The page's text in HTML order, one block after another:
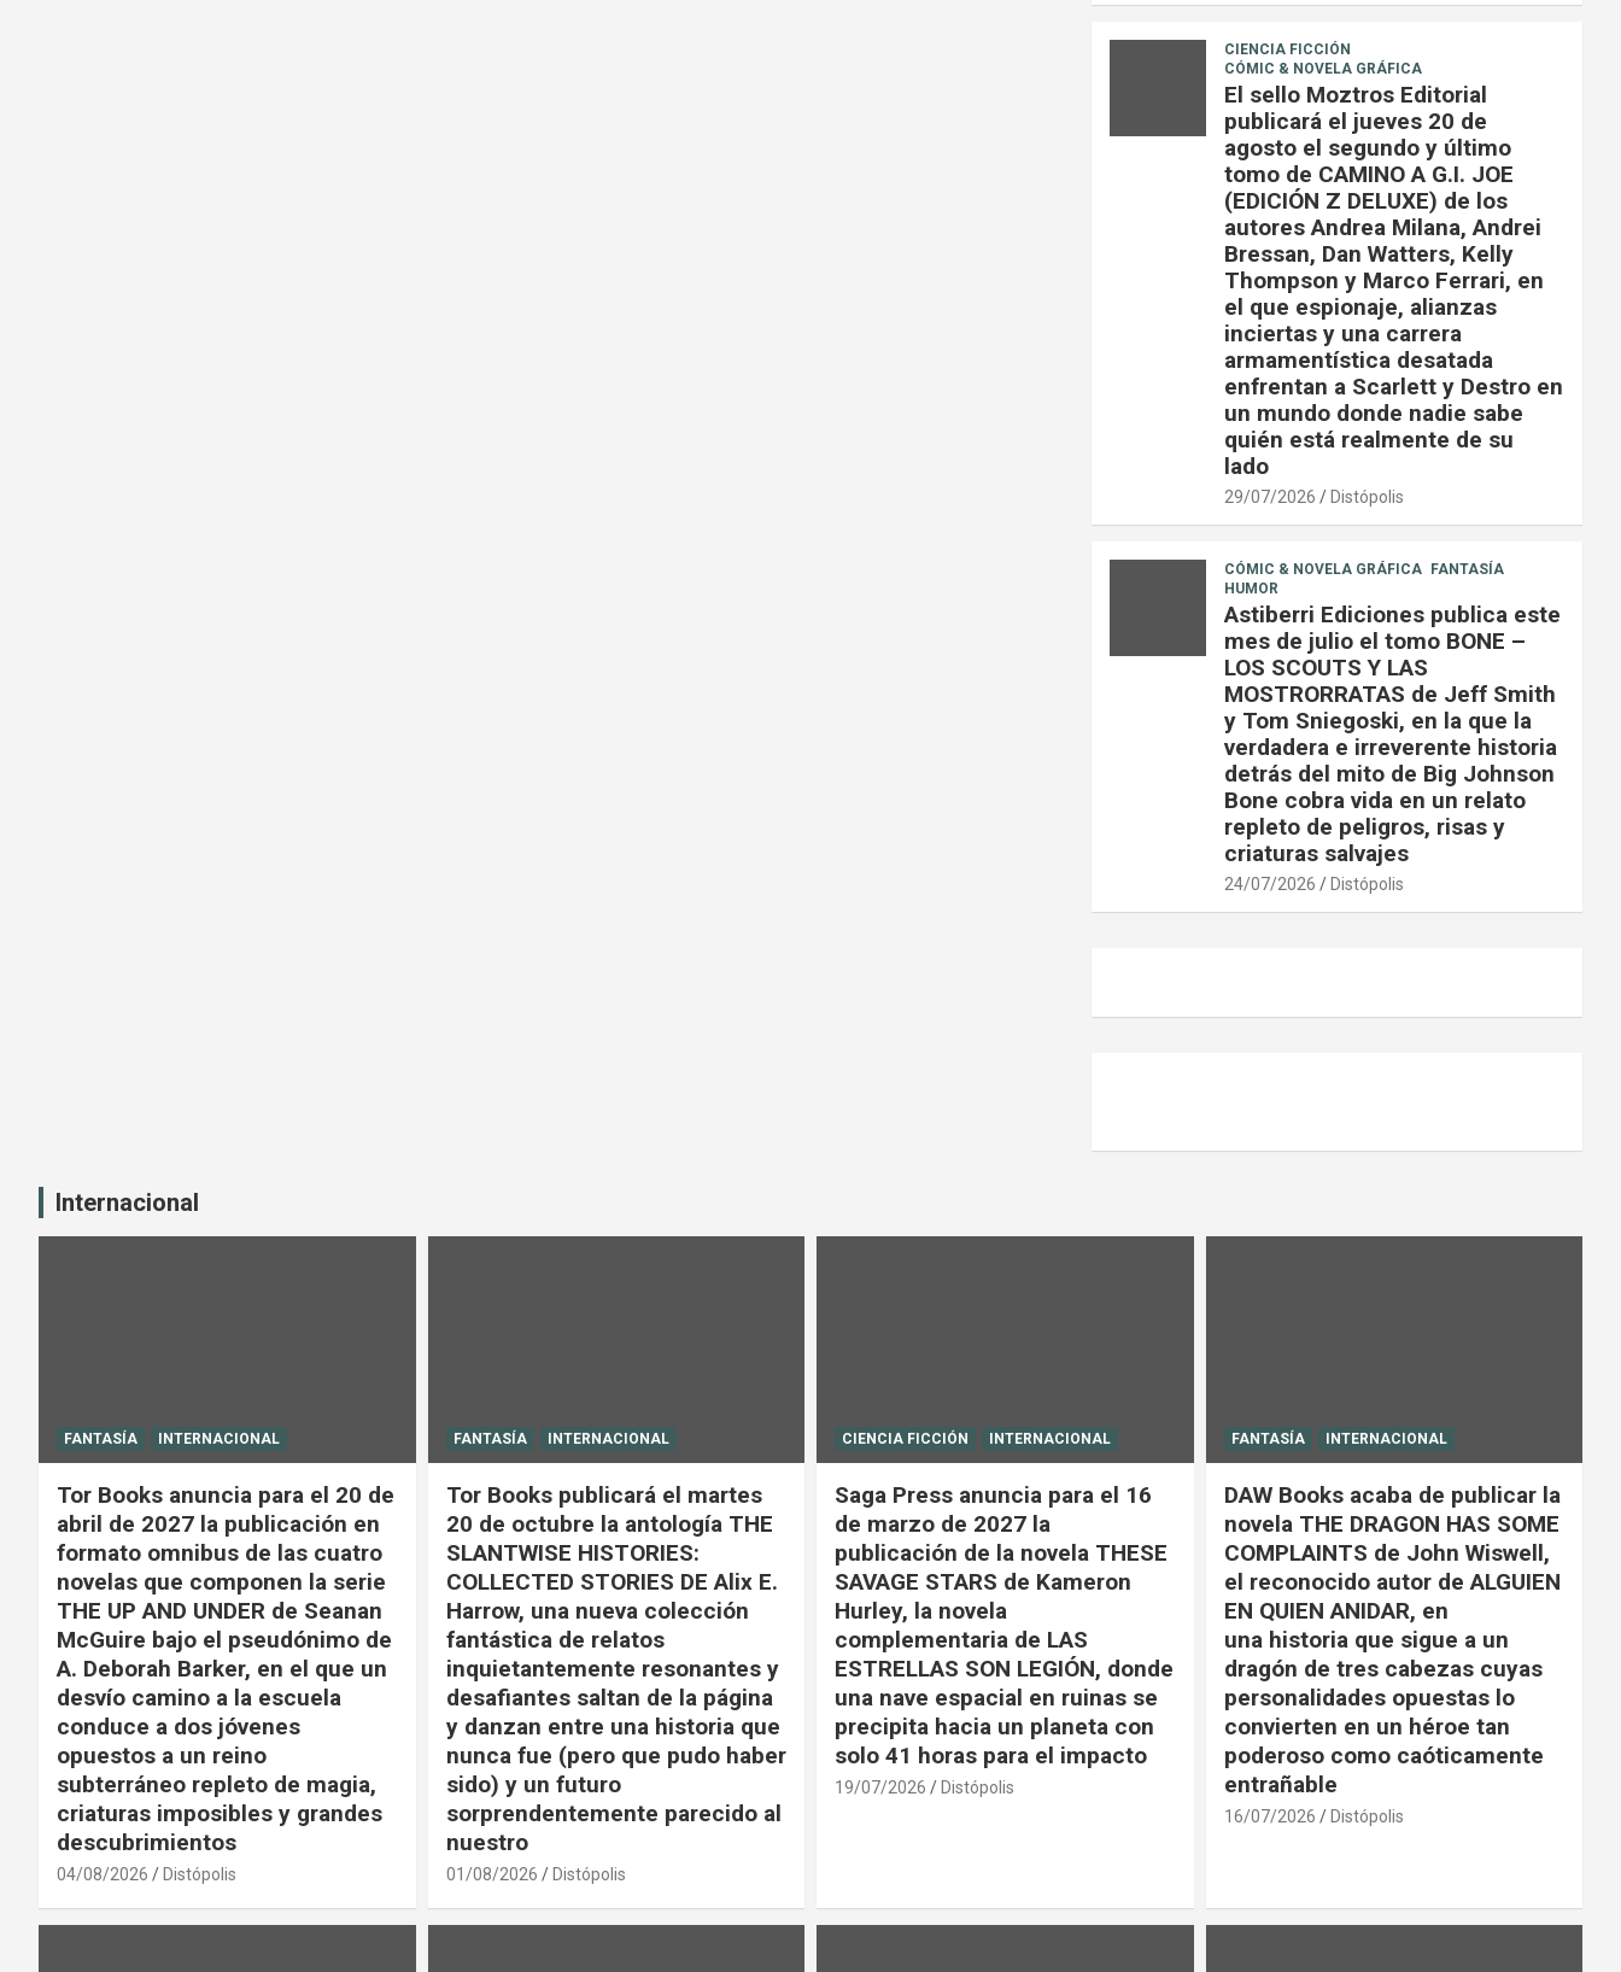
CIENCIA FICCIÓN
CÓMIC & NOVELA GRÁFICA
El sello Moztros Editorial
publicará el jueves 20 de
agosto el segundo y último
tomo de CAMINO A G.I. JOE
(EDICIÓN Z DELUXE) de los
autores Andrea Milana, Andrei
Bressan, Dan Watters, Kelly
Thompson y Marco Ferrari, en
el que espionaje, alianzas
inciertas y una carrera
armamentística desatada
enfrentan a Scarlett y Destro en
un mundo donde nadie sabe
quién está realmente de su
lado
29/07/2026 Distópolis
CÓMIC & NOVELA GRÁFICA FANTASÍA
HUMOR
Astiberri Ediciones publica este
mes de julio el tomo BONE –
LOS SCOUTS Y LAS
MOSTRORRATAS de Jeff Smith
y Tom Sniegoski, en la que la
verdadera e irreverente historia
detrás del mito de Big Johnson
Bone cobra vida en un relato
repleto de peligros, risas y
criaturas salvajes
24/07/2026 Distópolis
Internacional
FANTASÍA INTERNACIONAL
Tor Books anuncia para el 20 de
abril de 2027 la publicación en
formato omnibus de las cuatro
novelas que componen la serie
THE UP AND UNDER de Seanan
McGuire bajo el pseudónimo de
A. Deborah Barker, en el que un
desvío camino a la escuela
conduce a dos jóvenes
opuestos a un reino
subterráneo repleto de magia,
criaturas imposibles y grandes
descubrimientos
04/08/2026 Distópolis
FANTASÍA INTERNACIONAL
Tor Books publicará el martes
20 de octubre la antología THE
SLANTWISE HISTORIES:
COLLECTED STORIES DE Alix E.
Harrow, una nueva colección
fantástica de relatos
inquietantemente resonantes y
desafiantes saltan de la página
y danzan entre una historia que
nunca fue (pero que pudo haber
sido) y un futuro
sorprendentemente parecido al
nuestro
01/08/2026 Distópolis
CIENCIA FICCIÓN INTERNACIONAL
Saga Press anuncia para el 16
de marzo de 2027 la
publicación de la novela THESE
SAVAGE STARS de Kameron
Hurley, la novela
complementaria de LAS
ESTRELLAS SON LEGIÓN, donde
una nave espacial en ruinas se
precipita hacia un planeta con
solo 41 horas para el impacto
19/07/2026 Distópolis
FANTASÍA INTERNACIONAL
DAW Books acaba de publicar la
novela THE DRAGON HAS SOME
COMPLAINTS de John Wiswell,
el reconocido autor de ALGUIEN
EN QUIEN ANIDAR, en
una historia que sigue a un
dragón de tres cabezas cuyas
personalidades opuestas lo
convierten en un héroe tan
poderoso como caóticamente
entrañable
16/07/2026 Distópolis